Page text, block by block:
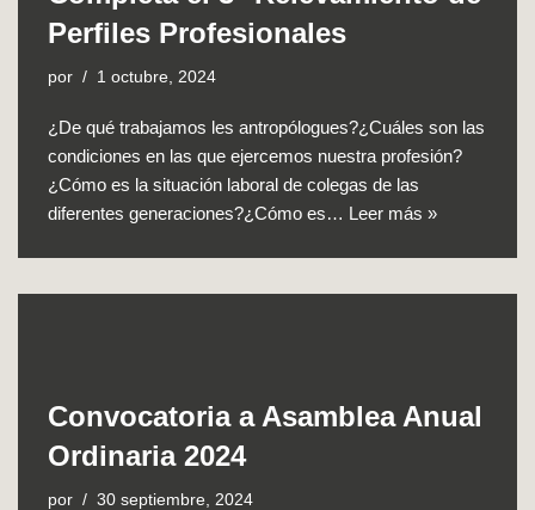
Perfiles Profesionales
por 1 octubre, 2024
¿De qué trabajamos les antropólogues?¿Cuáles son las
condiciones en las que ejercemos nuestra profesión?
¿Cómo es la situación laboral de colegas de las
diferentes generaciones?¿Cómo es… Leer más »
Convocatoria a Asamblea Anual
Ordinaria 2024
por 30 septiembre, 2024